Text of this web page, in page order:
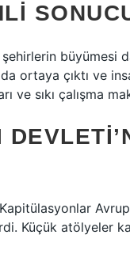
büyümesi
ortaya çıktı ve
ve sıkı çalışma
Küçük atölyeler